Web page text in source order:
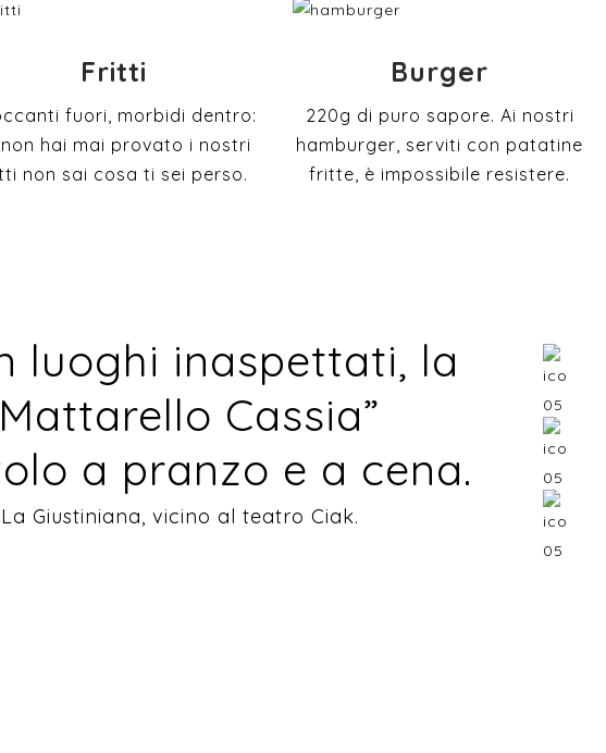
Fritti
fuori, morbidi dentro:
hai mai provato i nostri
non sai cosa ti sei perso.
Burger
220g di puro sapore. Ai nostri
hamburger, serviti con patatine
fritte, è impossibile resistere.
luoghi inaspettati, la
Cassia”
a pranzo e a cena.
Giustiniana, vicino al teatro Ciak.